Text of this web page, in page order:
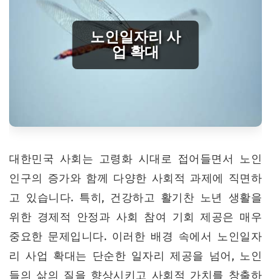
노인일자리 사
업 확대
대한민국 사회는 고령화 시대로 접어들면서 노인
인구의 증가와 함께 다양한 사회적 과제에 직면하
고 있습니다. 특히, 건강하고 활기찬 노년 생활을
위한 경제적 안정과 사회 참여 기회 제공은 매우
중요한 문제입니다. 이러한 배경 속에서 노인일자
리 사업 확대는 단순한 일자리 제공을 넘어, 노인
들의 삶의 질을 향상시키고 사회적 가치를 창출하